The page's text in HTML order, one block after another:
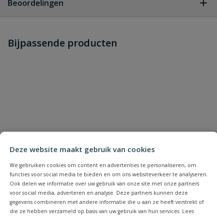
Deze website maakt gebruik van cookies
We gebruiken cookies om content en advertenties te personaliseren, om
functies voor social media te bieden en om ons websiteverkeer te analyseren.
Ook delen we informatie over uw gebruik van onze site met onze partners
voor social media, adverteren en analyse. Deze partners kunnen deze
gegevens combineren met andere informatie die u aan ze heeft verstrekt of
die ze hebben verzameld op basis van uw gebruik van hun services. Lees
dit product?
Beoordelingen
Schrijf zelf een beoordeling
Naam
Samenvatting
Bijpassende producten